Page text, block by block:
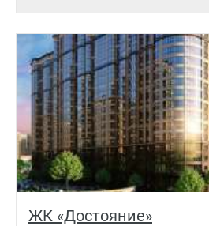
ЖК «Достояние»